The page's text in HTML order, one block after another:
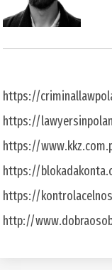
https://
https://
https://
https://
https://
http://